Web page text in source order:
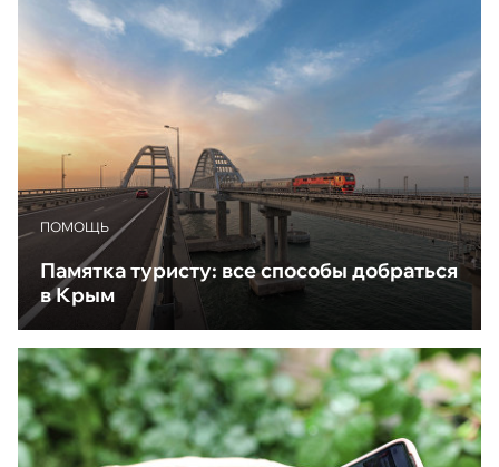
ПОМОЩЬ
Памятка туристу: все способы добраться
в Крым